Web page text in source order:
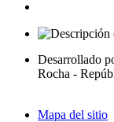
Desarrollado
Rocha -
Mapa del sitio